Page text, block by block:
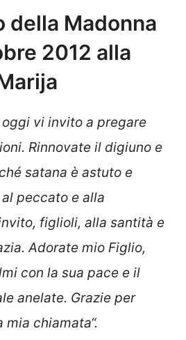
della Madonna
2012 alla
vi invito a pregare
Rinnovate il digiuno e
satana è astuto e
peccato e alla
figlioli, alla santità e
Adorate mio Figlio,
con la sua pace e il
anelate. Grazie per
mia chiamata“.